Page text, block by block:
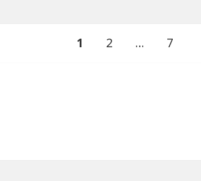
ペ
1 ペ
2 … ペ
7